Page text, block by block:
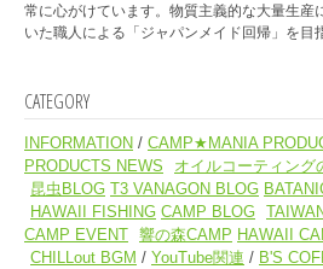
常に心がけています。物質主義的な大量生産
いた職人による「ジャパンメイド回帰」を目
CATEGORY
INFORMATION CAMP★MANIA
PRODUCTS NEWS
オイルコーティング
昆虫BLOG T3 VANAGON BLOG
HAWAII FISHING CAMP BLOG
CAMP EVENT 響の森CAMP HAWAII
CHILLout BGM
YouTube関連 B'S